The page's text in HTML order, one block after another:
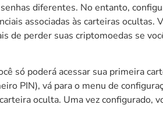
diferentes. No entanto,
associadas às carteiras ocultas.
de perder suas criptomoedas se
só poderá acessar sua primeira
PIN), vá para o menu de
oculta. Uma vez configurado,